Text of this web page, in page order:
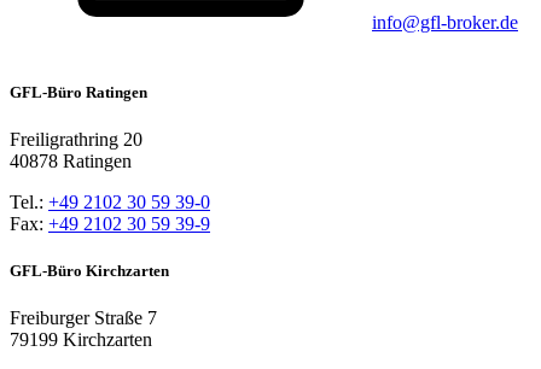
info@gfl-broker.de
GFL-Büro Ratingen
Freiligrathring 20
40878 Ratingen
Tel.: +49 2102 30 59 39-0
Fax: +49 2102 30 59 39-9
GFL-Büro Kirchzarten
Freiburger Straße 7
79199 Kirchzarten